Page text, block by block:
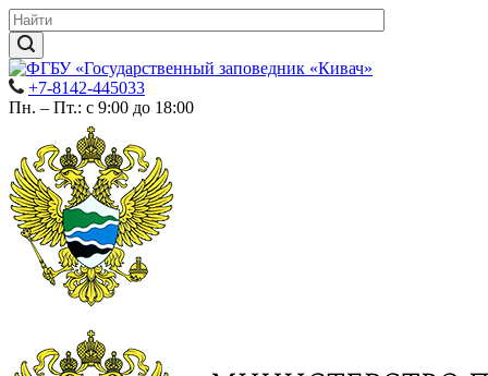
+7-8142-445033
Пн. – Пт.: с 9:00 до 18:00